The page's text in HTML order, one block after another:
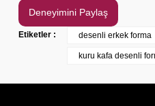
199,00 TL
Deneyimini Paylaş
Etiketler : desenli erkek forma
kuru kafa desenli